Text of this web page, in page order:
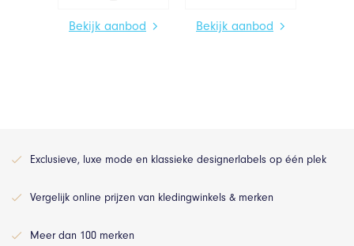
Bekijk aanbod Bekijk aanbod
Exclusieve, luxe mode en klassieke designerlabels op één plek
Vergelijk online prijzen van kledingwinkels & merken
Meer dan 100 merken